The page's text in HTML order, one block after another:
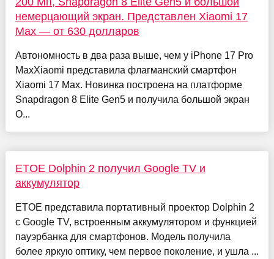
немерцающий экран. Представлен Xiaomi 17
Max — от 630 долларов
Автономность в два раза выше, чем у iPhone 17 Pro
MaxXiaomi представила флагманский смартфон
Xiaomi 17 Max. Новинка построена на платформе
Snapdragon 8 Elite Gen5 и получила большой экран
O...
ETOE Dolphin 2 получил Google TV и
аккумулятор
ETOE представила портативный проектор Dolphin 2
с Google TV, встроенным аккумулятором и функцией
пауэрбанка для смартфонов. Модель получила
более яркую оптику, чем первое поколение, и ушла ...